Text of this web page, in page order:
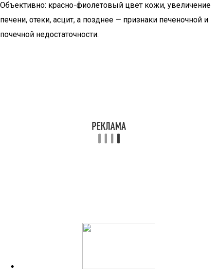
Объективно: красно-фиолетовый цвет кожи, увеличение
печени, отеки, асцит, а позднее — признаки печеночной и
почечной недостаточности.